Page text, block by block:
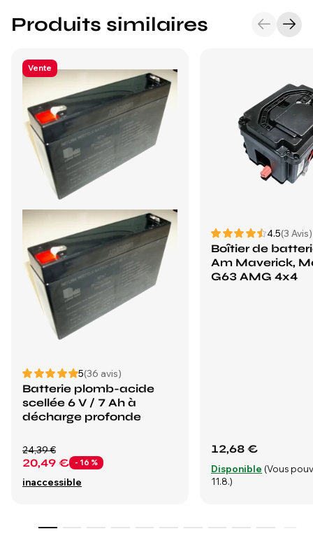
Produits similaires
Vente
5(36 avis)
Batterie plomb-acide
scellée 6 V / 7 Ah à
décharge profonde
20,49 € - 16 %
24,39 €
inaccessible
4.5(3 Avis)
Boîtier de
Am Maverick,
G63 AMG 4x4
12,68 €
Disponible (Vous
11.8.)